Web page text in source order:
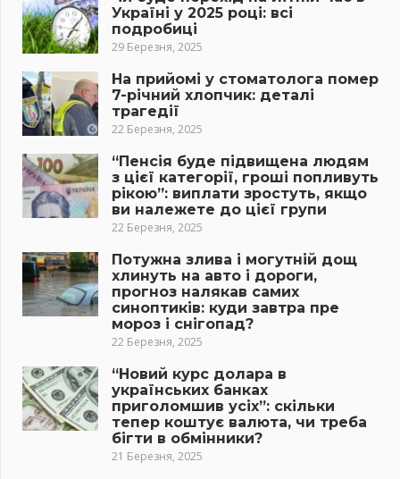
Україні у 2025 році: всі
подробиці
29 Березня, 2025
На прийомі у стоматолога помер
7-річний хлопчик: деталі
трагедії
22 Березня, 2025
“Пенсія буде підвищена людям
з цієї категорії, гроші попливуть
рікою”: виплати зростуть, якщо
ви належете до цієї групи
22 Березня, 2025
Потужна злива і могутній дощ
хлинуть на авто і дороги,
прогноз налякав самих
синоптиків: куди завтра пре
мороз і снігопад?
22 Березня, 2025
“Новий курс долара в
українських банках
приголомшив усіх”: скільки
тепер коштує валюта, чи треба
бігти в обмінники?
21 Березня, 2025